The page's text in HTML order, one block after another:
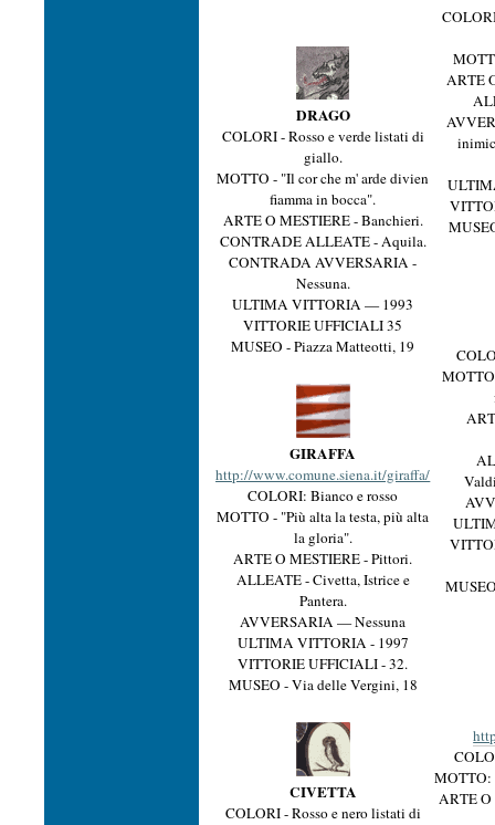
DRAGO
COLORI - Rosso e verde listati di
giallo.
MOTTO - "Il cor che m' arde divien
fiamma in bocca".
ARTE O MESTIERE - Banchieri.
CONTRADE ALLEATE - Aquila.
CONTRADA AVVERSARIA -
Nessuna.
ULTIMA VITTORIA — 1993
VITTORIE UFFICIALI 35
MUSEO - Piazza Matteotti, 19
GIRAFFA
http://www.comune.siena.it/giraffa/
COLORI: Bianco e rosso
MOTTO - "Più alta la testa, più alta
la gloria".
ARTE O MESTIERE - Pittori.
ALLEATE - Civetta, Istrice e
Pantera.
AVVERSARIA — Nessuna
ULTIMA VITTORIA - 1997
VITTORIE UFFICIALI - 32.
MUSEO - Via delle Vergini, 18
CIVETTA
COLORI - Rosso e nero listati di
ARTE
MOTTO:
ARTE O